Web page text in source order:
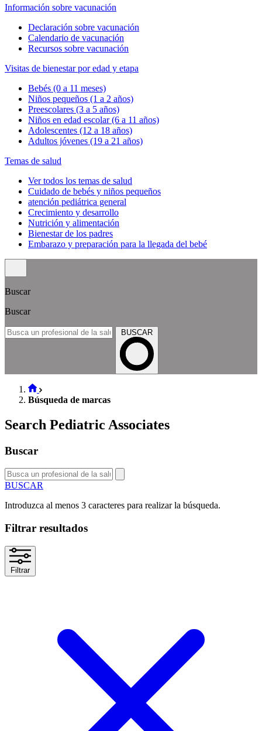
Información sobre vacunación
Declaración sobre vacunación
Calendario de vacunación
Recursos sobre vacunación
Visitas de bienestar por edad y etapa
Bebés (0 a 11 meses)
Niños pequeños (1 a 2 años)
Preescolares (3 a 5 años)
Niños en edad escolar (6 a 11 años)
Adolescentes (12 a 18 años)
Adultos jóvenes (19 a 21 años)
Temas de salud
Ver todos los temas de salud
Cuidado de bebés y niños pequeños
atención pediátrica general
Crecimiento y desarrollo
Nutrición y alimentación
Bienestar de los padres
Embarazo y preparación para la llegada del bebé
Buscar
Buscar
BUSCAR
Búsqueda de marcas
Search Pediatric Associates
Buscar
BUSCAR
Introduzca al menos 3 caracteres para realizar la búsqueda.
Filtrar resultados
Filtrar